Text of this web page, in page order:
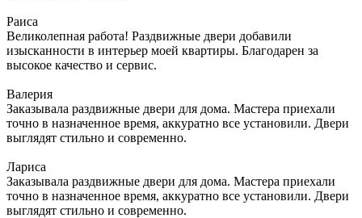
Раиса
Великолепная работа! Раздвижные двери добавили
изысканности в интерьер моей квартиры. Благодарен за
высокое качество и сервис.
Валерия
Заказывала раздвижные двери для дома. Мастера приехали
точно в назначенное время, аккуратно все установили. Двери
выглядят стильно и современно.
Лариса
Заказывала раздвижные двери для дома. Мастера приехали
точно в назначенное время, аккуратно все установили. Двери
выглядят стильно и современно.